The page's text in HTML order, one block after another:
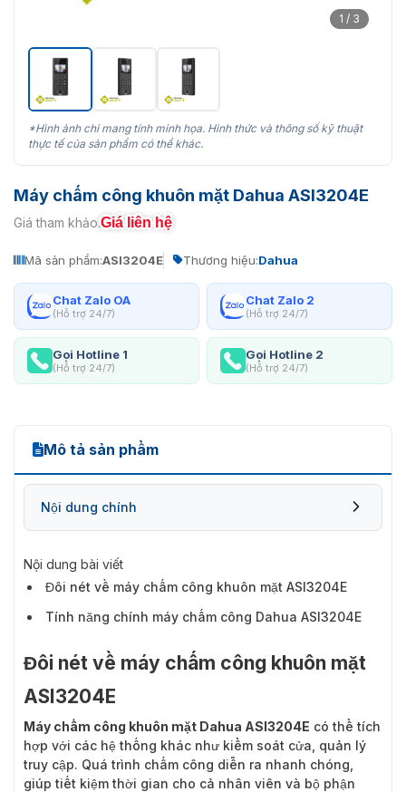
1 / 3
*Hình ảnh chỉ mang tính minh họa. Hình thức và thông số kỹ thuật
thực tế của sản phẩm có thể khác.
Máy chấm công khuôn mặt Dahua ASI3204E
Giá tham khảo:Giá liên hệ
Mã sản phẩm:ASI3204E Thương hiệu:Dahua
Chat Zalo OA
(Hỗ trợ 24/7)
Chat Zalo 2
(Hỗ trợ 24/7)
Gọi Hotline 1
(Hỗ trợ 24/7)
Gọi Hotline 2
(Hỗ trợ 24/7)
Mô tả sản phẩm
Nội dung chính
Nội dung bài viết
Đôi nét về máy chấm công khuôn mặt ASI3204E
Tính năng chính máy chấm công Dahua ASI3204E
Đôi nét về máy chấm công khuôn mặt
ASI3204E
Máy chấm công khuôn mặt Dahua ASI3204E có thể tích
hợp với các hệ thống khác như kiểm soát cửa, quản lý
truy cập. Quá trình chấm công diễn ra nhanh chóng,
giúp tiết kiệm thời gian cho cả nhân viên và bộ phận